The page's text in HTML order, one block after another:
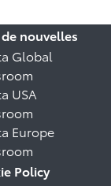
nouvelles
Global
USA
Europe
Policy